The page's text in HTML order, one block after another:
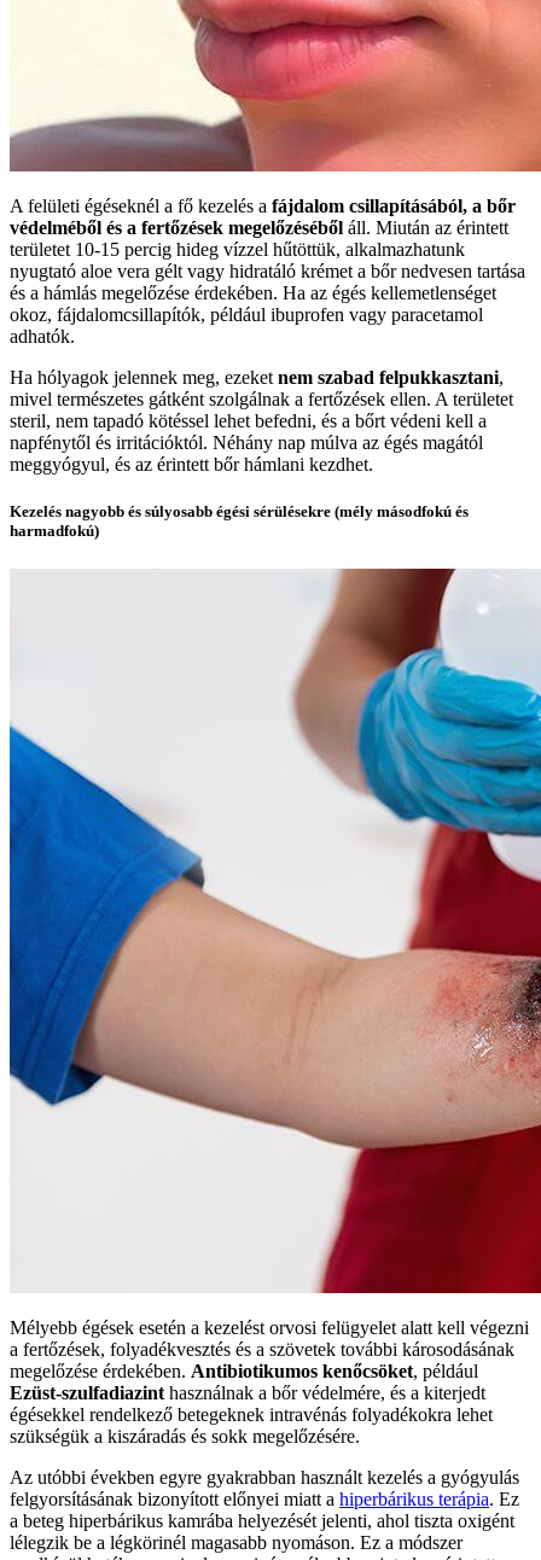
A felületi égéseknél a fő kezelés a fájdalom csillapításából, a bőr
védelméből és a fertőzések megelőzéséből áll. Miután az érintett
területet 10-15 percig hideg vízzel hűtöttük, alkalmazhatunk
nyugtató aloe vera gélt vagy hidratáló krémet a bőr nedvesen tartása
és a hámlás megelőzése érdekében. Ha az égés kellemetlenséget
okoz, fájdalomcsillapítók, például ibuprofen vagy paracetamol
adhatók.
Ha hólyagok jelennek meg, ezeket nem szabad felpukkasztani,
mivel természetes gátként szolgálnak a fertőzések ellen. A területet
steril, nem tapadó kötéssel lehet befedni, és a bőrt védeni kell a
napfénytől és irritációktól. Néhány nap múlva az égés magától
meggyógyul, és az érintett bőr hámlani kezdhet.
Kezelés nagyobb és súlyosabb égési sérülésekre (mély másodfokú és
harmadfokú)
Mélyebb égések esetén a kezelést orvosi felügyelet alatt kell végezni
a fertőzések, folyadékvesztés és a szövetek további károsodásának
megelőzése érdekében. Antibiotikumos kenőcsöket, például
Ezüst-szulfadiazint használnak a bőr védelmére, és a kiterjedt
égésekkel rendelkező betegeknek intravénás folyadékokra lehet
szükségük a kiszáradás és sokk megelőzésére.
Az utóbbi években egyre gyakrabban használt kezelés a gyógyulás
felgyorsításának bizonyított előnyei miatt a hiperbárikus terápia. Ez
a beteg hiperbárikus kamrába helyezését jelenti, ahol tiszta oxigént
lélegzik be a légkörinél magasabb nyomáson. Ez a módszer